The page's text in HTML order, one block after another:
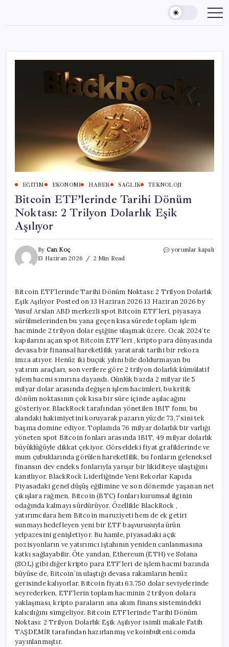
content
EĞITIM EKONOMI HABER SAĞLIK TEKNOLOJI
Bitcoin ETF’lerinde Tarihi Dönüm
Noktası: 2 Trilyon Dolarlık Eşik
Aşılıyor
By Can Koç
13 Haziran 2026
2 Min Read
Bitcoin
2
Trilyon
Dolarlık
Eşik
Aşılıyor
için
yorumlar kapalı
Bitcoin ETF’lerinde Tarihi Dönüm Noktası: 2 Trilyon Dolarlık
Eşik Aşılıyor Posted on 13 Haziran 2026 13 Haziran 2026 by
Yusuf Arslan ABD merkezli spot Bitcoin ETF’leri, piyasaya
sürülmelerinden bu yana geçen kısa sürede toplam işlem
hacminde 2 trilyon dolar eşiğine ulaşmak üzere. Ocak 2024’te
kapılarını açan spot Bitcoin ETF’leri , kripto para dünyasında
devasa bir finansal hareketlilik yaratarak tarihi bir rekora
imza atıyor. Henüz iki buçuk yılını bile doldurmayan bu
yatırım araçları, son verilere göre 2 trilyon dolarlık kümülatif
işlem hacmi sınırına dayandı. Günlük bazda 2 milyar ile 5
milyar dolar arasında değişen işlem hacimleri, bu kritik
dönüm noktasının çok kısa bir süre içinde aşılacağını
gösteriyor. BlackRock tarafından yönetilen IBIT fonu, bu
alandaki hakimiyetini koruyarak pazarın yüzde 73,7’sini tek
başına domine ediyor. Toplamda 76 milyar dolarlık bir varlığı
yöneten spot Bitcoin fonları arasında IBIT, 49 milyar dolarlık
büyüklüğüyle dikkat çekiyor. Görseldeki fiyat grafiklerinde ve
mum çubuklarında görülen hareketlilik, bu fonların geleneksel
finansın dev endeks fonlarıyla yarışır bir likiditeye ulaştığını
kanıtlıyor. BlackRock Liderliğinde Yeni Rekorlar Kapıda
Piyasadaki genel düşüş eğilimine ve son dönemde yaşanan net
çıkışlara rağmen, Bitcoin (BTC) fonları kurumsal ilginin
odağında kalmayı sürdürüyor. Özellikle BlackRock ,
yatırımcılara hem Bitcoin maruziyeti hem de ek getiri
sunmayı hedefleyen yeni bir ETF başvurusuyla ürün
yelpazesini genişletiyor. Bu hamle, piyasadaki açık
pozisyonların ve yatırımcı iştahının yeniden canlanmasına
katkı sağlayabilir. Öte yandan, Ethereum (ETH) ve Solana
(SOL) gibi diğer kripto para ETF’leri de işlem hacmi bazında
büyüse de, Bitcoin’in ulaştığı devasa rakamların henüz
gerisinde kalıyorlar. Bitcoin fiyatı 63.750 dolar seviyelerinde
seyrederken, ETF’lerin toplam hacminin 2 trilyon dolara
yaklaşması, kripto paraların ana akım finans sistemindeki
kalıcılığını simgeliyor. Bitcoin ETF’lerinde Tarihi Dönüm
Noktası: 2 Trilyon Dolarlık Eşik Aşılıyor isimli makale Fatih
TAŞDEMİR tarafından hazırlanmış ve koinbulteni.comda
yayınlanmıştır.